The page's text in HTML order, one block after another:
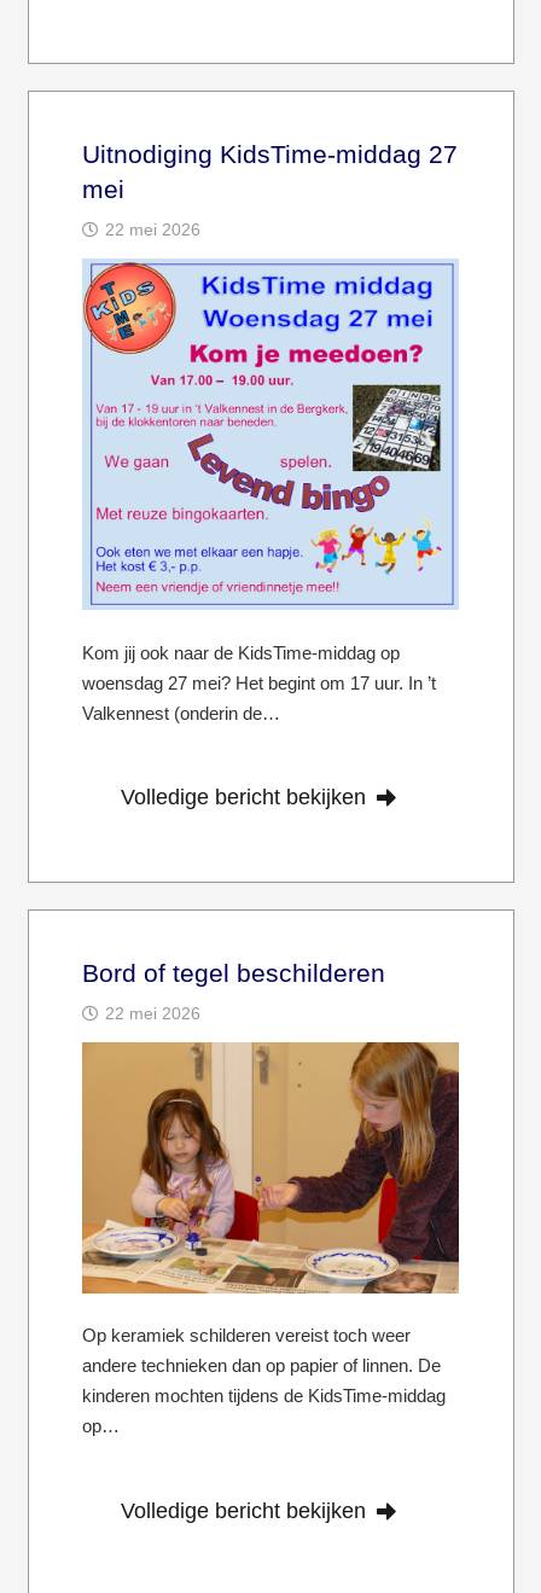
Uitnodiging KidsTime-middag 27
mei
22 mei 2026
Kom jij ook naar de KidsTime-middag op
woensdag 27 mei? Het begint om 17 uur. In ’t
Valkennest (onderin de…
Volledige bericht bekijken
Bord of tegel beschilderen
22 mei 2026
Op keramiek schilderen vereist toch weer
andere technieken dan op papier of linnen. De
kinderen mochten tijdens de KidsTime-middag
op…
Volledige bericht bekijken